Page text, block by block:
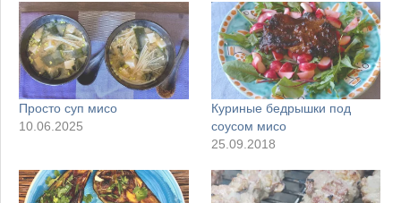
Просто суп мисо
10.06.2025
Куриные бедрышки под
соусом мисо
25.09.2018